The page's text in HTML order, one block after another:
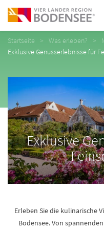
Startseite Was erleben?
Exklusive Genusserlebnisse für
Exklusive
Erleben Sie die kulinarische
Bodensee. Von